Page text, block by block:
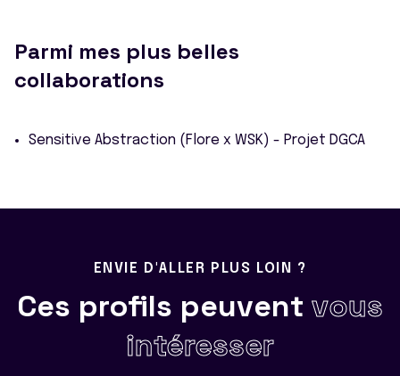
Parmi mes plus belles
collaborations
Sensitive Abstraction (Flore x WSK) - Projet DGCA
ENVIE D'ALLER PLUS LOIN ?
Ces profils peuvent vous
intéresser